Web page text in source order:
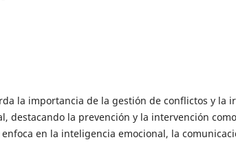
la importancia de la gestión de conflictos y la
destacando la prevención y la intervención como
enfoca en la inteligencia emocional, la